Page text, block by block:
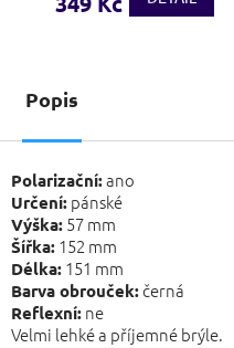
Popis
Polarizační:ano
Určení: pánské
Výška: 57 mm
Šířka: 152 mm
Délka: 151 mm
Barva obrouček: černá
Reflexní: ne
Velmi lehké a příjemné brýle.